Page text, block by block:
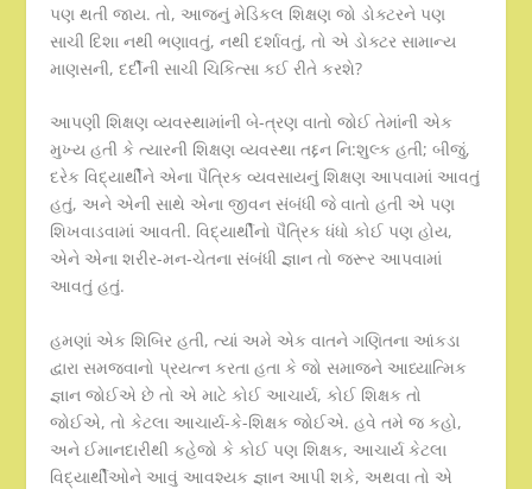
પણ થતી જાય. તો, આજનું મેડિકલ શિક્ષણ જો ડોક્ટરને પણ
સાચી દિશા નથી ભણાવતું, નથી દર્શાવતું, તો એ ડોક્ટર સામાન્ય
માણસની, દર્દીની સાચી ચિકિત્સા કઈ રીતે કરશે?
આપણી શિક્ષણ વ્યવસ્થામાંની બે-ત્રણ વાતો જોઈ તેમાંની એક
મુખ્ય હતી કે ત્યારની શિક્ષણ વ્યવસ્થા તદ્દન નિ:શુલ્ક હતી; બીજું,
દરેક વિદ્યાર્થીને એના પૈત્રિક વ્યવસાયનું શિક્ષણ આપવામાં આવતું
હતું, અને એની સાથે એના જીવન સંબંધી જે વાતો હતી એ પણ
શિખવાડવામાં આવતી. વિદ્યાર્થીનો પૈત્રિક ધંધો કોઈ પણ હોય,
એને એના શરીર-મન-ચેતના સંબંધી જ્ઞાન તો જરૂર આપવામાં
આવતું હતું.
હમણાં એક શિબિર હતી, ત્યાં અમે એક વાતને ગણિતના આંકડા
દ્વારા સમજવાનો પ્રયત્ન કરતા હતા કે જો સમાજને આધ્યાત્મિક
જ્ઞાન જોઈએ છે તો એ માટે કોઈ આચાર્ય, કોઈ શિક્ષક તો
જોઈએ, તો કેટલા આચાર્ય-કે-શિક્ષક જોઈએ. હવે તમે જ કહો,
અને ઈમાનદારીથી કહેજો કે કોઈ પણ શિક્ષક, આચાર્ય કેટલા
વિદ્યાર્થીઓને આવું આવશ્યક જ્ઞાન આપી શકે, અથવા તો એ